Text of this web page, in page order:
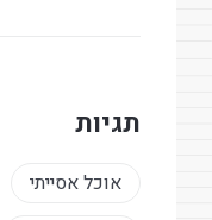
תגיות
אוכל אסייתי